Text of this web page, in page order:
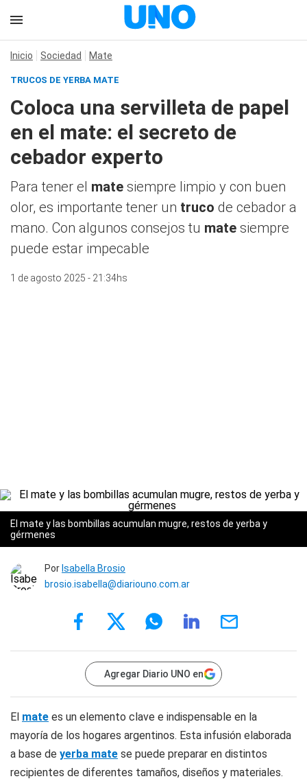
Inicio Sociedad Mate
TRUCOS DE YERBA MATE
Coloca una servilleta de papel
en el mate: el secreto de
cebador experto
Para tener el mate siempre limpio y con buen
olor, es importante tener un truco de cebador a
mano. Con algunos consejos tu mate siempre
puede estar impecable
1 de agosto 2025 - 21:34hs
El mate y las bombillas acumulan mugre, restos de yerba y
gérmenes
Por Isabella Brosio
brosio.isabella@diariouno.com.ar
Agregar Diario UNO en
El mate es un elemento clave e indispensable en la
mayoría de los hogares argentinos. Esta infusión elaborada
a base de yerba mate se puede preparar en distintos
recipientes de diferentes tamaños, diseños y materiales.